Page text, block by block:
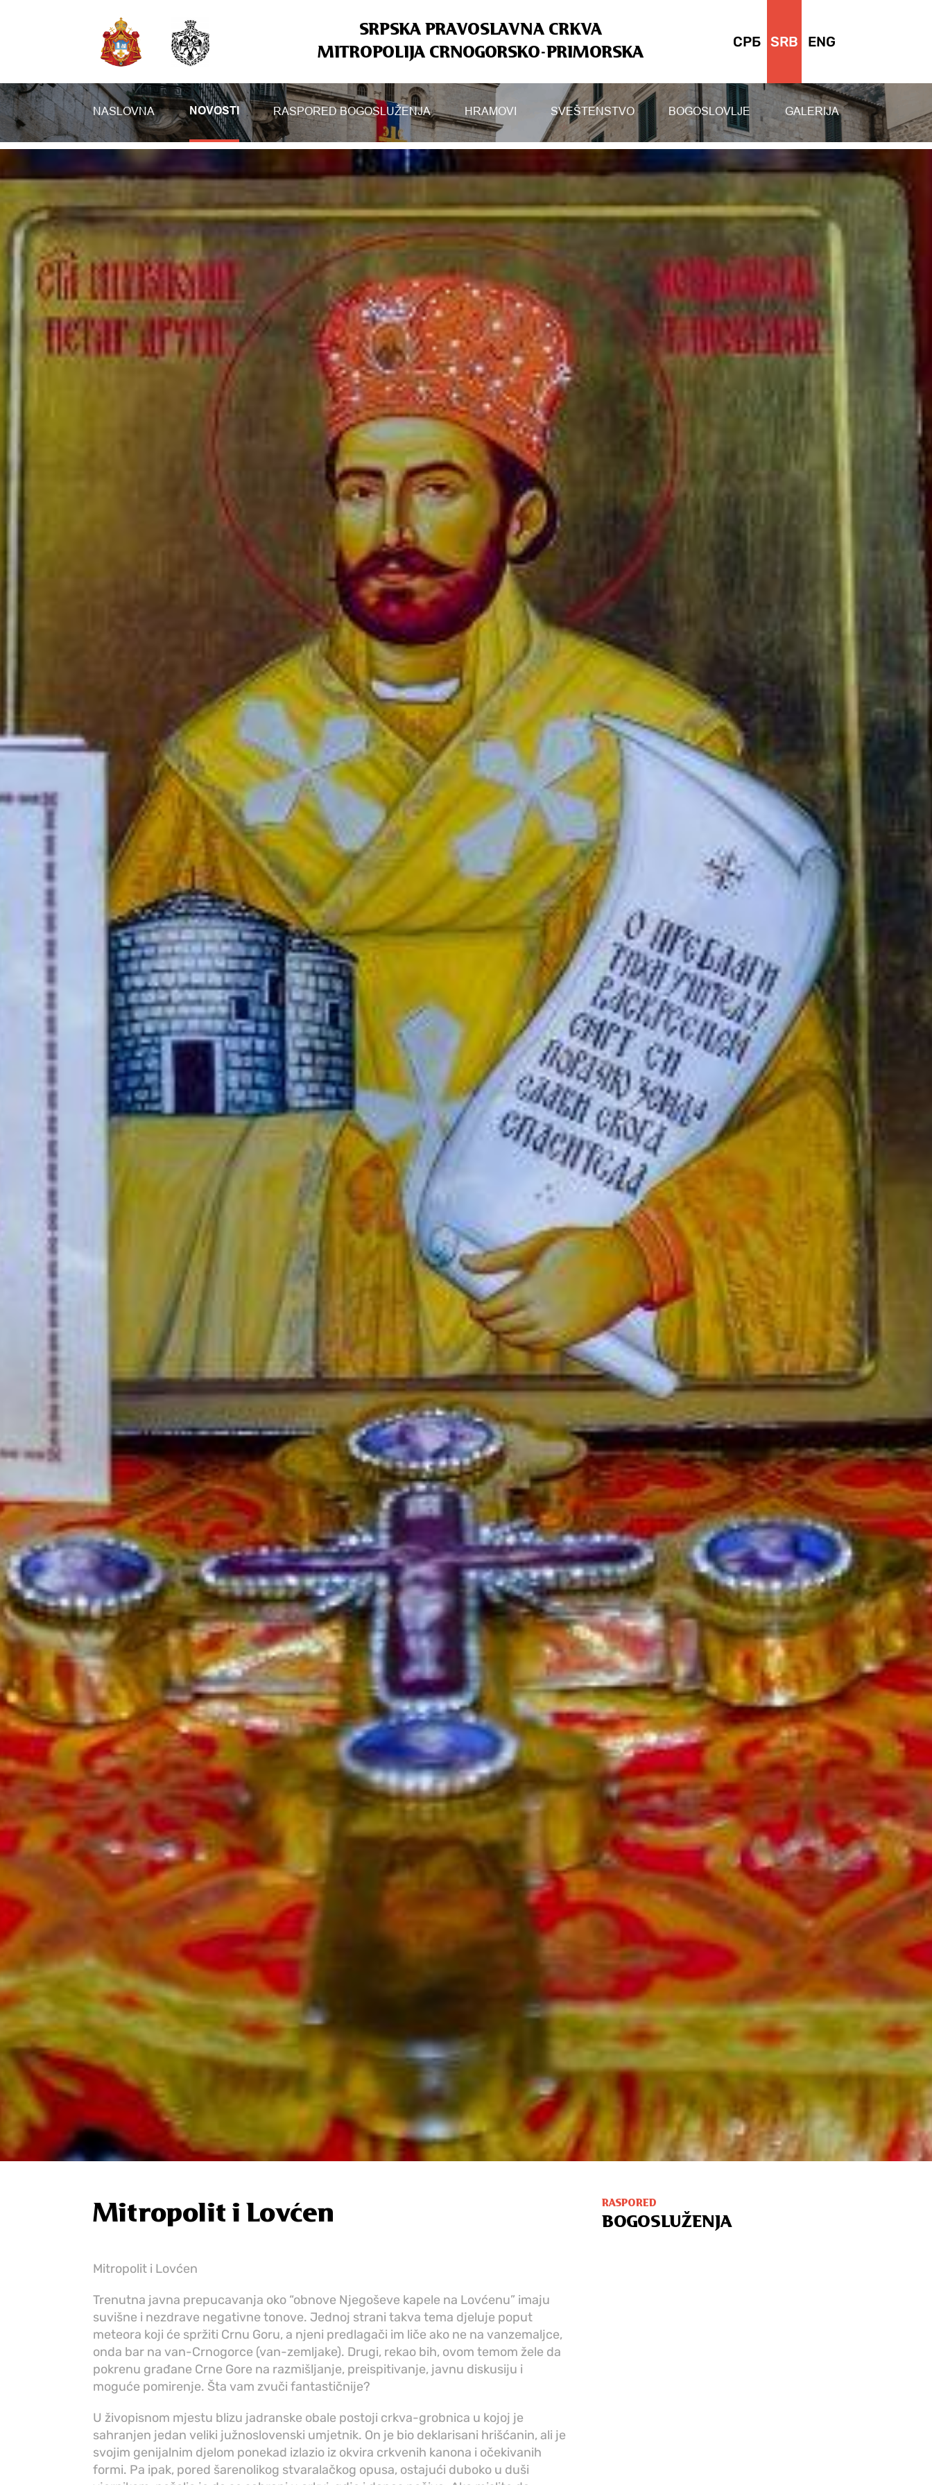
SRPSKA PRAVOSLAVNA CRKVA
MITROPOLIJA CRNOGORSKO-PRIMORSKA
СРБ SRB ENG
NASLOVNA NOVOSTI RASPORED BOGOSLUŽENJA HRAMOVI SVEŠTENSTVO BOGOSLOVLJE GALERIJA
Mitropolit i Lovćen
Mitropolit i Lovćen
Trenutna javna prepucavanja oko “obnove Njegoševe kapele na Lovćenu” imaju
suvišne i nezdrave negativne tonove. Jednoj strani takva tema djeluje poput
meteora koji će spržiti Crnu Goru, a njeni predlagači im liče ako ne na vanzemaljce,
onda bar na van-Crnogorce (van-zemljake). Drugi, rekao bih, ovom temom žele da
pokrenu građane Crne Gore na razmišljanje, preispitivanje, javnu diskusiju i
moguće pomirenje. Šta vam zvuči fantastičnije?
U živopisnom mjestu blizu jadranske obale postoji crkva-grobnica u kojoj je
sahranjen jedan veliki južnoslovenski umjetnik. On je bio deklarisani hrišćanin, ali je
svojim genijalnim djelom ponekad izlazio iz okvira crkvenih kanona i očekivanih
formi. Pa ipak, pored šarenolikog stvaralačkog opusa, ostajući duboko u duši
RASPORED
BOGOSLUŽENJA